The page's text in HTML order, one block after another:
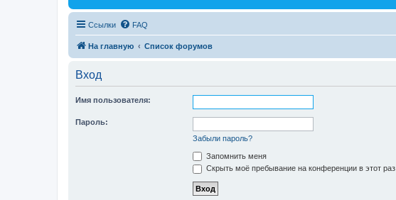
Ссылки FAQ
На главную Список форумов
Вход
Имя пользователя:
Пароль:
Забыли пароль?
Запомнить меня
Скрыть моё пребывание на конференции в этот раз